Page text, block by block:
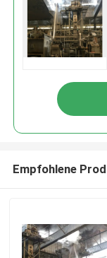
Empfohlene